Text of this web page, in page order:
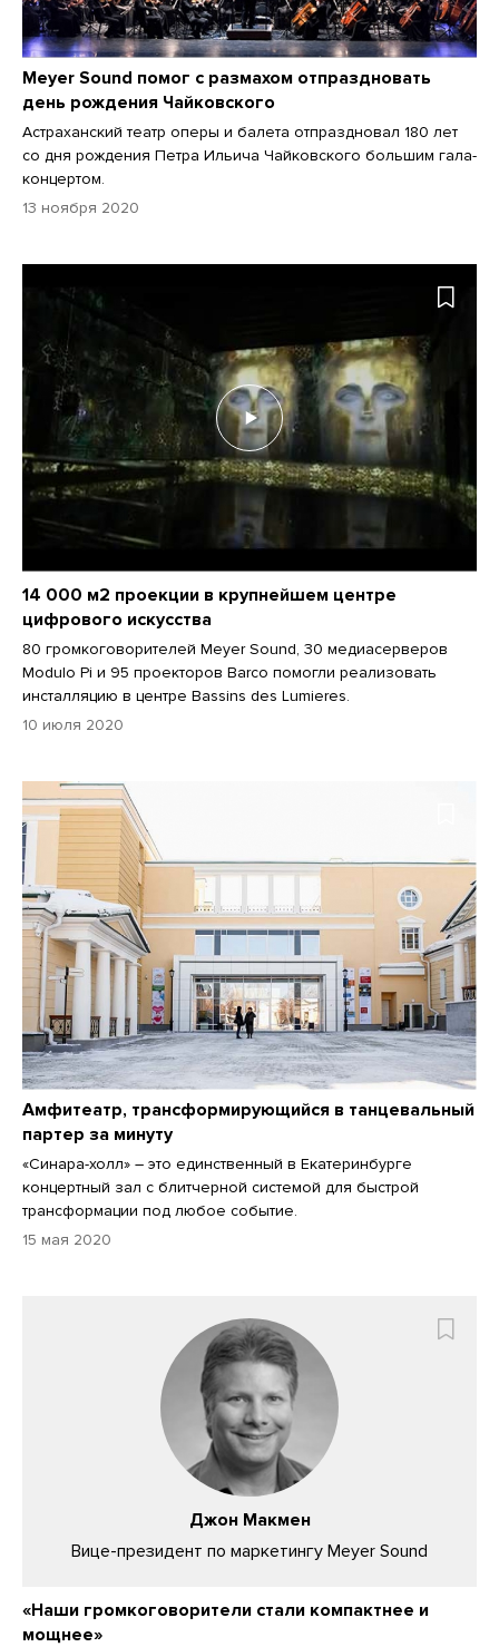
Meyer Sound помог с размахом отпраздновать
день рождения Чайковского
Астраханский театр оперы и балета отпраздновал 180 лет
со дня рождения Петра Ильича Чайковского большим гала-
концертом.
13 ноября 2020
14 000 м2 проекции в крупнейшем центре
цифрового искусства
80 громкоговорителей Meyer Sound, 30 медиасерверов
Modulo Pi и 95 проекторов Barco помогли реализовать
инсталляцию в центре Bassins des Lumieres.
10 июля 2020
Амфитеатр, трансформирующийся в танцевальный
партер за минуту
«Синара-холл» – это единственный в Екатеринбурге
концертный зал с блитчерной системой для быстрой
трансформации под любое событие.
15 мая 2020
Джон Макмен
Вице-президент по маркетингу Meyer Sound
«Наши громкоговорители стали компактнее и
мощнее»